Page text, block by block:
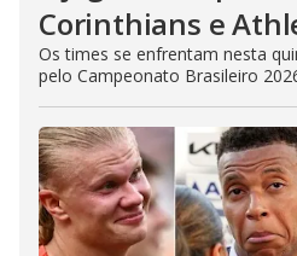
Corinthians e
Os times se enfrentam nesta
pelo Campeonato Brasileiro